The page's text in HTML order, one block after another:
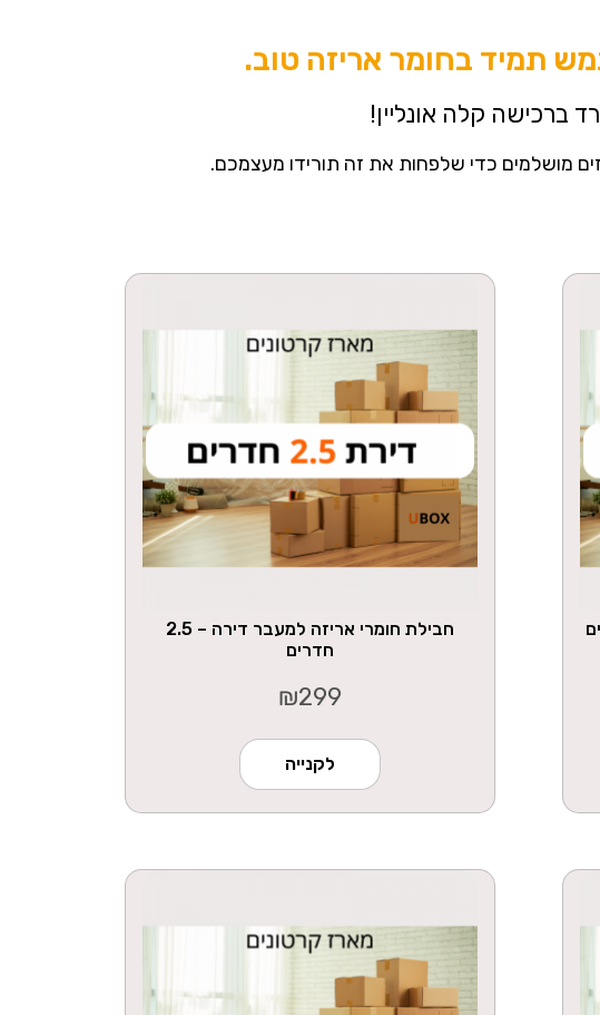
תמיד בחומר אריזה טוב.
ברכישה קלה אונליין!
מושלמים כדי שלפחות את זה תורידו מעצמכם.
חבילת חומרי אריזה למעבר דירה – 2.5
חדרים
₪299
לקנייה